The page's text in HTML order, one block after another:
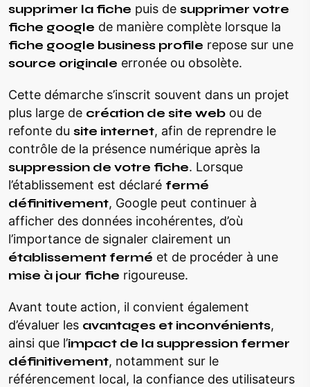
supprimer la fiche puis de supprimer votre
fiche google de manière complète lorsque la
fiche google business profile repose sur une
source originale erronée ou obsolète.
Cette démarche s’inscrit souvent dans un projet
plus large de création de site web ou de
refonte du site internet, afin de reprendre le
contrôle de la présence numérique après la
suppression de votre fiche. Lorsque
l’établissement est déclaré fermé
définitivement, Google peut continuer à
afficher des données incohérentes, d’où
l’importance de signaler clairement un
établissement fermé et de procéder à une
mise à jour fiche rigoureuse.
Avant toute action, il convient également
d’évaluer les avantages et inconvénients,
ainsi que l’impact de la suppression fermer
définitivement, notamment sur le
référencement local, la confiance des utilisateurs